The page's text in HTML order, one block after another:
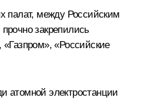
палат, между Российским
закрепились
«Российские
атомной электростанции